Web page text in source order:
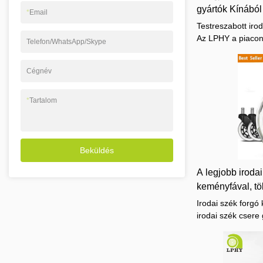
*Email
Telefon/WhatsApp/Skype
Cégnév
*Tartalom
Beküldés
gyártók
Testreszabott
Az LPHY a
előnyökkel
minőségben,
örvend a piacon.
termékek hibáit,
Egyedi irodai
Kínából | Az
A legjobb
keményfával,
teherbírású
Irodai szék forgó
irodai szék csere
kerék mérete:
50 kgAnyaga: